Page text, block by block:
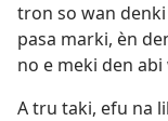
tron so wan
pasa marki, èn
no e meki den
A tru taki, efu na